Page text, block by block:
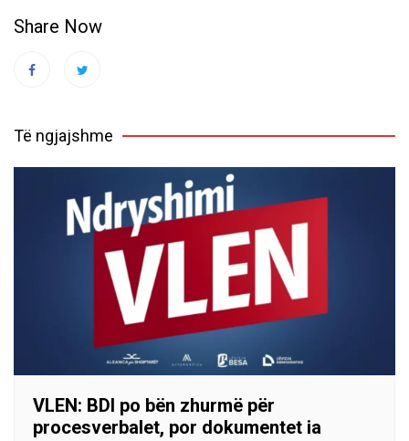
Share Now
Të ngjajshme
VLEN: BDI po bën zhurmë për
procesverbalet, por dokumentet ia